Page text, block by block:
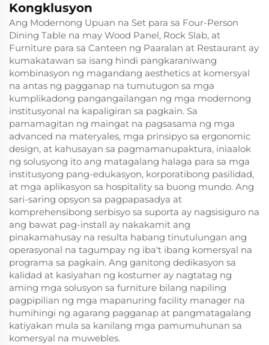
Kongklusyon
Ang Modernong Upuan na Set para sa Four-Person
Dining Table na may Wood Panel, Rock Slab, at
Furniture para sa Canteen ng Paaralan at Restaurant ay
kumakatawan sa isang hindi pangkaraniwang
kombinasyon ng magandang aesthetics at komersyal
na antas ng pagganap na tumutugon sa mga
kumplikadong pangangailangan ng mga modernong
institusyonal na kapaligiran sa pagkain. Sa
pamamagitan ng maingat na pagsasama ng mga
advanced na materyales, mga prinsipyo sa ergonomic
design, at kahusayan sa pagmamanupaktura, iniaalok
ng solusyong ito ang matagalang halaga para sa mga
institusyong pang-edukasyon, korporatibong pasilidad,
at mga aplikasyon sa hospitality sa buong mundo. Ang
sari-saring opsyon sa pagpapasadya at
komprehensibong serbisyo sa suporta ay nagsisiguro na
ang bawat pag-install ay nakakamit ang
pinakamahusay na resulta habang tinutulungan ang
operasyonal na tagumpay ng iba't ibang komersyal na
programa sa pagkain. Ang ganitong dedikasyon sa
kalidad at kasiyahan ng kostumer ay nagtatag ng
aming mga solusyon sa furniture bilang napiling
pagpipilian ng mga mapanuring facility manager na
humihingi ng agarang pagganap at pangmatagalang
katiyakan mula sa kanilang mga pamumuhunan sa
komersyal na muwebles.